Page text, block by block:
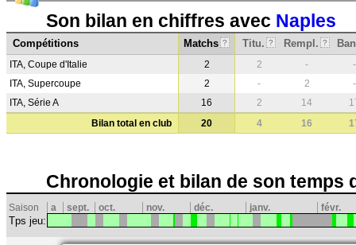
Son bilan en chiffres avec Naples
Compétitions Matchs ? Titu. ? Rempl. ?
ITA, Coupe d'Italie 2 2 -
-
ITA, Supercoupe
2 - 2
-
ITA, Série A
16 2 14
Bilan total en club
20 4 16
Chronologie et bilan de son temps
Saison a sept. oct. nov. déc. janv. févr.
Tps jeu: